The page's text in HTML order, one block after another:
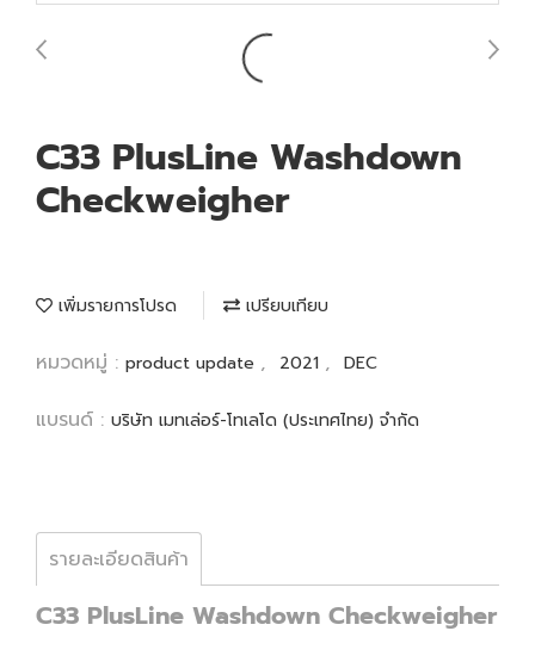
C33 PlusLine Washdown
Checkweigher
เพิ่มรายการโปรด เปรียบเทียบ
หมวดหมู่ : product update , 2021 , DEC
แบรนด์ : บริษัท เมทเล่อร์-โทเลโด (ประเทศไทย) จำกัด
รายละเอียดสินค้า
C33 PlusLine Washdown Checkweigher